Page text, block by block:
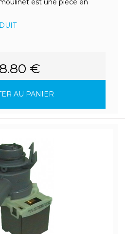
est une pièce en
€
AU PANIER